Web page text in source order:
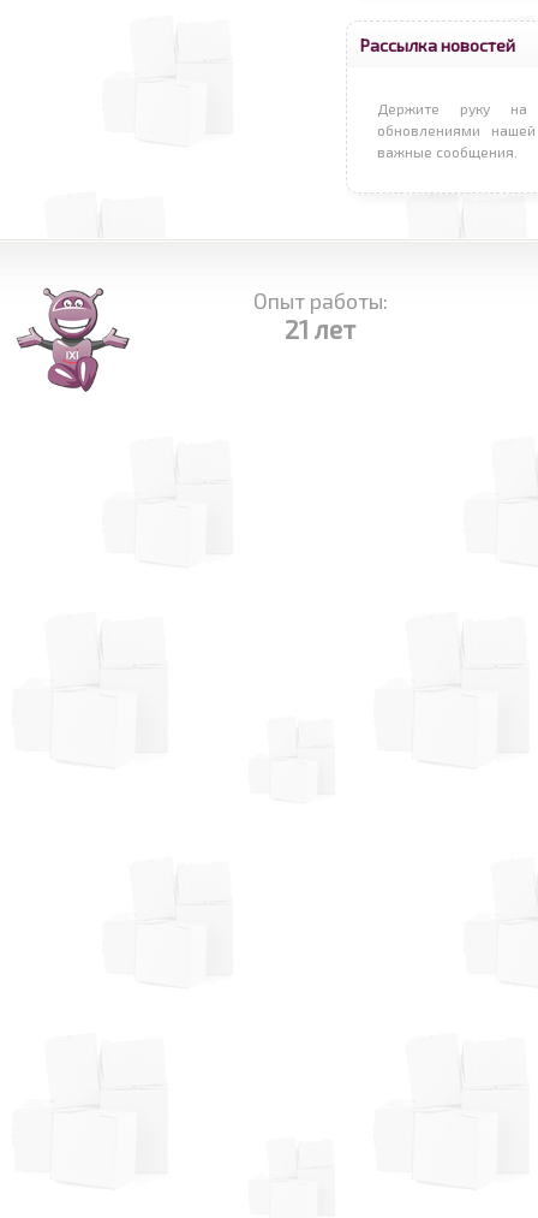
Рассылка новостей
Держите руку на
обновлениями
важные сообщения.
Опыт работы:
21 лет